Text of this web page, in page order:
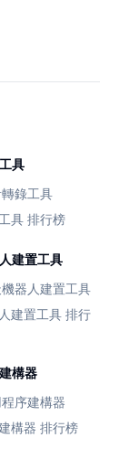
具
錄工具
具 排行榜
建置工具
器人建置工具
建置工具 排行
構器
序建構器
構器 排行榜